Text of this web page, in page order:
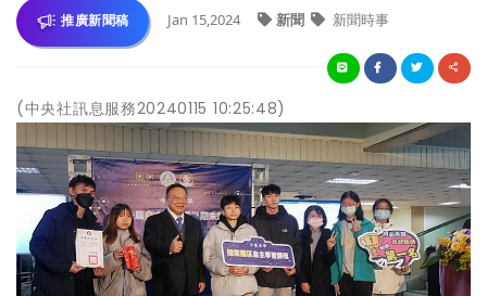
推廣新聞稿 Jan 15,2024 新聞 新聞時事
(中央社訊息服務20240115 10:25:48)